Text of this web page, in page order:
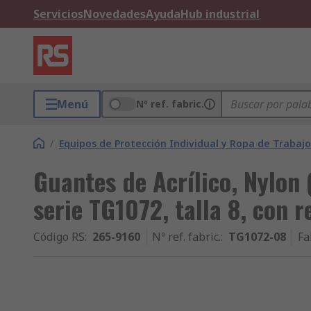
ServiciosNovedadesAyudaHub industrial
Menú Nº ref. fabric.
/ Equipos de Protección Individual y Ropa de Trabajo
Guantes de Acrílico,
serie TG1072, talla 8, con
Código RS: 265-9160 Nº ref. fabric.: TG1072-08